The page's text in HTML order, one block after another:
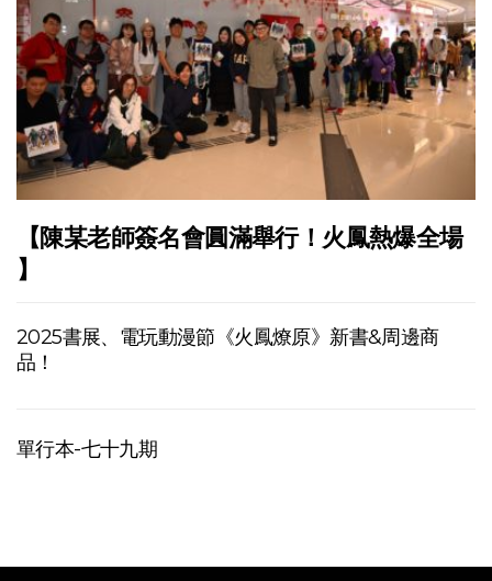
【陳某老師簽名會圓滿舉行！火鳳熱爆全場
】
2025書展、電玩動漫節《火鳳燎原》新書&周邊商
品！
單行本-七十九期